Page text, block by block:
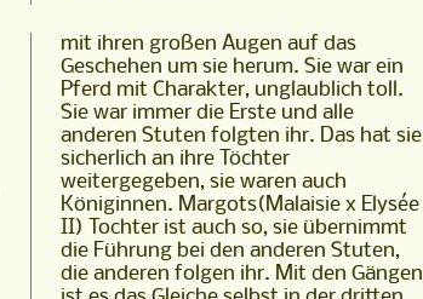
mit ihren großen Augen auf das
Geschehen um sie herum. Sie war ein
Pferd mit Charakter, unglaublich toll.
Sie war immer die Erste und alle
anderen Stuten folgten ihr. Das hat sie
sicherlich an ihre Töchter
weitergegeben, sie waren auch
Königinnen. Margots(Malaisie x Elysée
II) Tochter ist auch so, sie übernimmt
die Führung bei den anderen Stuten,
die anderen folgen ihr. Mit den Gängen